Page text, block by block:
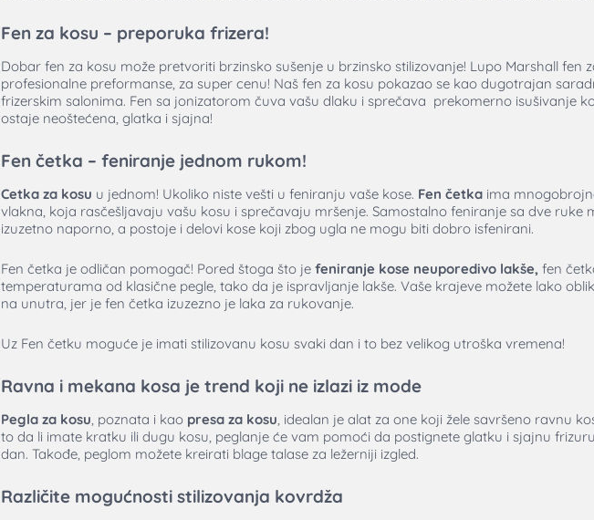
Fen za kosu – preporuka frizera!
Dobar fen za kosu može pretvoriti brzinsko sušenje u brzinsko stilizovanje! Lupo Marshall fen
profesionalne preformanse, za super cenu! Naš fen za kosu pokazao se kao dugotrajan
frizerskim salonima. Fen sa jonizatorom čuva vašu dlaku i sprečava prekomerno isušivanje
ostaje neoštećena, glatka i sjajna!
Fen četka – feniranje jednom rukom!
Cetka za kosu u jednom! Ukoliko niste vešti u feniranju vaše kose. Fen četka ima
vlakna, koja rasčešljavaju vašu kosu i sprečavaju mršenje. Samostalno feniranje sa dve ruke
izuzetno naporno, a postoje i delovi kose koji zbog ugla ne mogu biti dobro isfenirani.
Fen četka je odličan pomogač! Pored štoga što je feniranje kose neuporedivo lakše, fen
temperaturama od klasične pegle, tako da je ispravljanje lakše. Vaše krajeve možete lako
na unutra, jer je fen četka izuzezno je laka za rukovanje.
Uz Fen četku moguće je imati stilizovanu kosu svaki dan i to bez velikog utroška vremena!
Ravna i mekana kosa je trend koji ne izlazi iz mode
Pegla za kosu, poznata i kao presa za kosu, idealan je alat za one koji žele savršeno ravnu
to da li imate kratku ili dugu kosu, peglanje će vam pomoći da postignete glatku i sjajnu
dan. Takođe, peglom možete kreirati blage talase za ležerniji izgled.
Različite mogućnosti stilizovanja kovrdža